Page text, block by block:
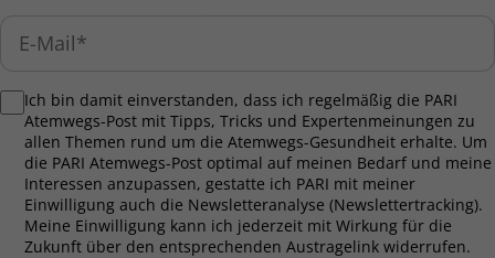
Ich bin damit einverstanden, dass ich regelmäßig die PARI
Atemwegs-Post mit Tipps, Tricks und Expertenmeinungen zu
allen Themen rund um die Atemwegs-Gesundheit erhalte. Um
die PARI Atemwegs-Post optimal auf meinen Bedarf und meine
Interessen anzupassen, gestatte ich PARI mit meiner
Einwilligung auch die Newsletteranalyse (Newslettertracking).
Meine Einwilligung kann ich jederzeit mit Wirkung für die
Zukunft über den entsprechenden Austragelink widerrufen.